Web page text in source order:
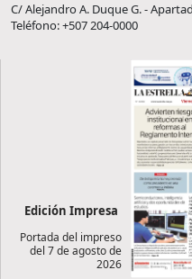
C/ Alejandro A. Duque G. -
Teléfono: +507 204-0000
Edición Impresa
Portada del impreso
del 7 de agosto de
2026